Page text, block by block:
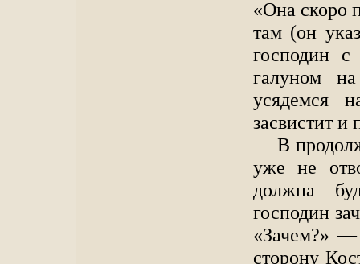
«Она скоро
там (он
господин
галуном
усядемся
засвистит и
В
уже не
должна
господин
«Зачем?» —
сторону